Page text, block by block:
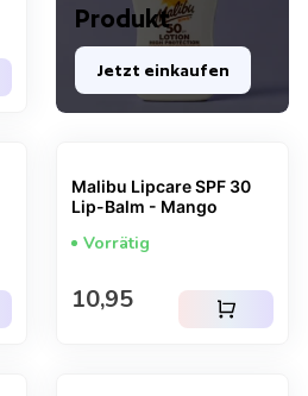
Produkt
Jetzt einkaufen
Malibu Lipcare SPF 30
Lip-Balm - Mango
Vorrätig
Regulärer Preis
10,95 shopping_cart